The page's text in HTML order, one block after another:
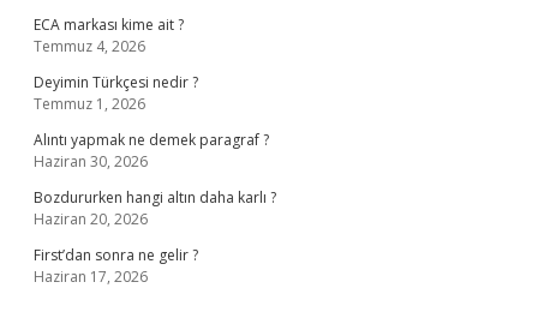
ECA markası kime ait ?
Temmuz 4, 2026
Deyimin Türkçesi nedir ?
Temmuz 1, 2026
Alıntı yapmak ne demek paragraf ?
Haziran 30, 2026
Bozdururken hangi altın daha karlı ?
Haziran 20, 2026
First’dan sonra ne gelir ?
Haziran 17, 2026